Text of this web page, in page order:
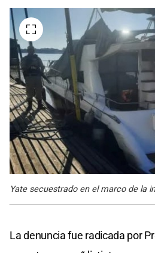
Yate secuestrado en el marco de la
La denuncia fue radicada por